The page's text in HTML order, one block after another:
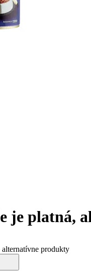
je platná,
produkty